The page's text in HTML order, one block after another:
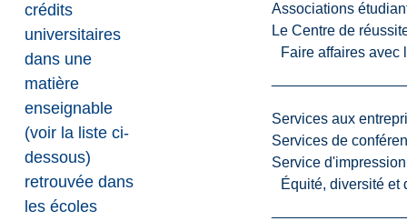
Associations
Le Centre de
Faire affaires avec
Services aux
Services de
Service d'impression
Équité, diversité et
crédits
universitaires
dans une
matière
enseignable
(voir la liste ci-
dessous)
retrouvée dans
les écoles